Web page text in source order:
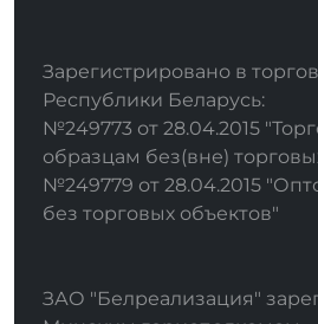
Зарегистрировано в
Республики Беларусь:
№249773 от 28.04.2015
образцам без(вне)
№249779 от 28.04.2015
без торговых объектов"
ЗАО "Белреализация"